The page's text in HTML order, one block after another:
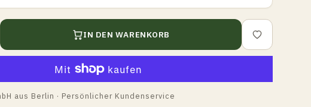
IN DEN WARENKORB
aus Berlin · Persönlicher Kundenservice